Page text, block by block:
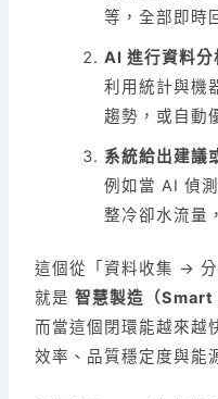
等，全部即時
AI 進行資料分
利用統計與機
趨勢，或自動
系統給出建議
例如當 AI 偵
整冷卻水流量
這個從「資料收集 →
就是智慧製造（
而當這個閉環能越來越
效率、品質穩定度與能